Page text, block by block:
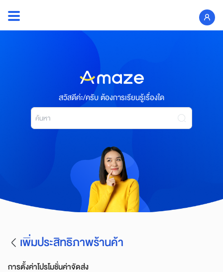
content
สวัสดีค่ะ/ครับ ต้องการเรียนรู้เรื่องใด
Search
เพิ่มประสิทธิภาพร้านค้า
การตั้งค่าโปรโมชั่นค่าจัดส่ง